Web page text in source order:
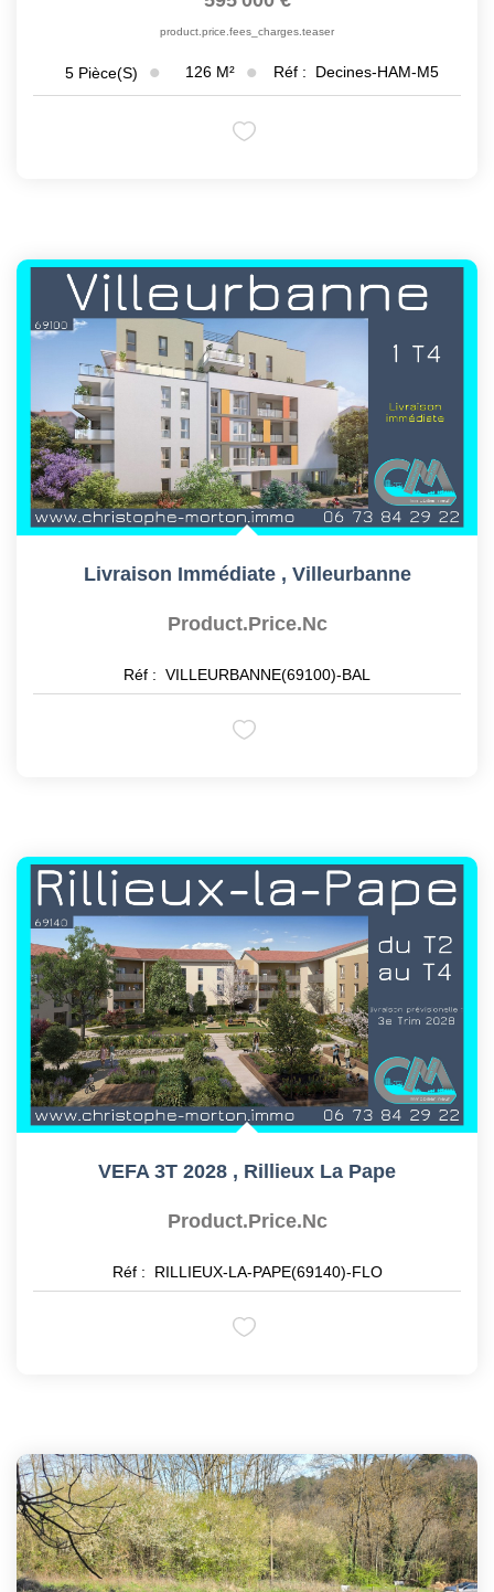
product.price.fees_charges.teaser
5 Pièce(s) 126 M² Réf : Decines-HAM-M5
Livraison Immédiate , Villeurbanne
Product.price.nc
Réf : VILLEURBANNE(69100)-BAL
VEFA 3T 2028 , Rillieux La Pape
Product.price.nc
Réf : RILLIEUX-LA-PAPE(69140)-FLO